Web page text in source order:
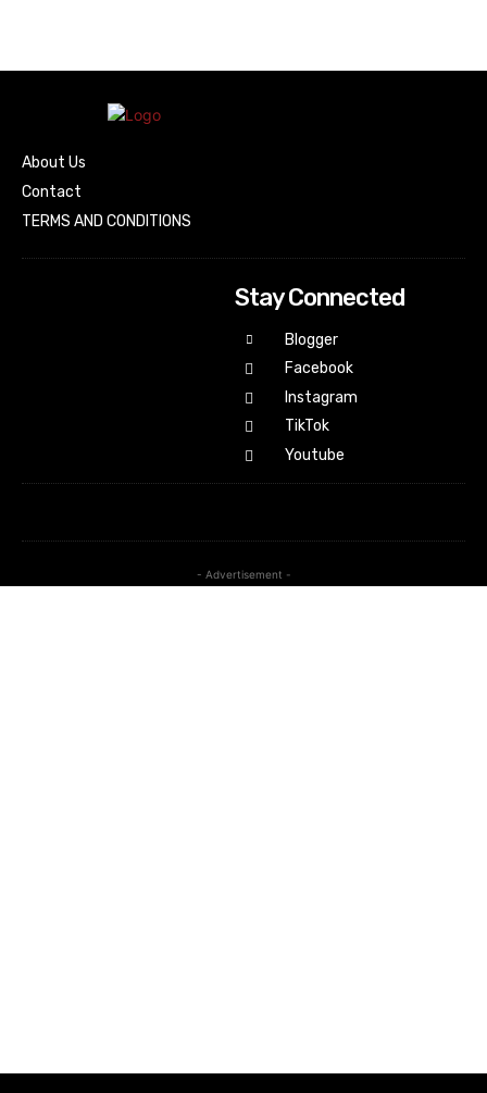
About Us
Contact
TERMS AND CONDITIONS
Stay Connected
Blogger
Facebook
Instagram
TikTok
Youtube
- Advertisement -